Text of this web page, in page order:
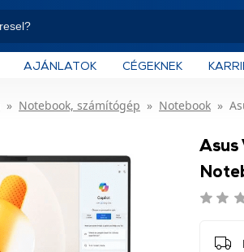
AJÁNLATOK CÉGEKNEK
Notebook, számítógép Notebook
Asus